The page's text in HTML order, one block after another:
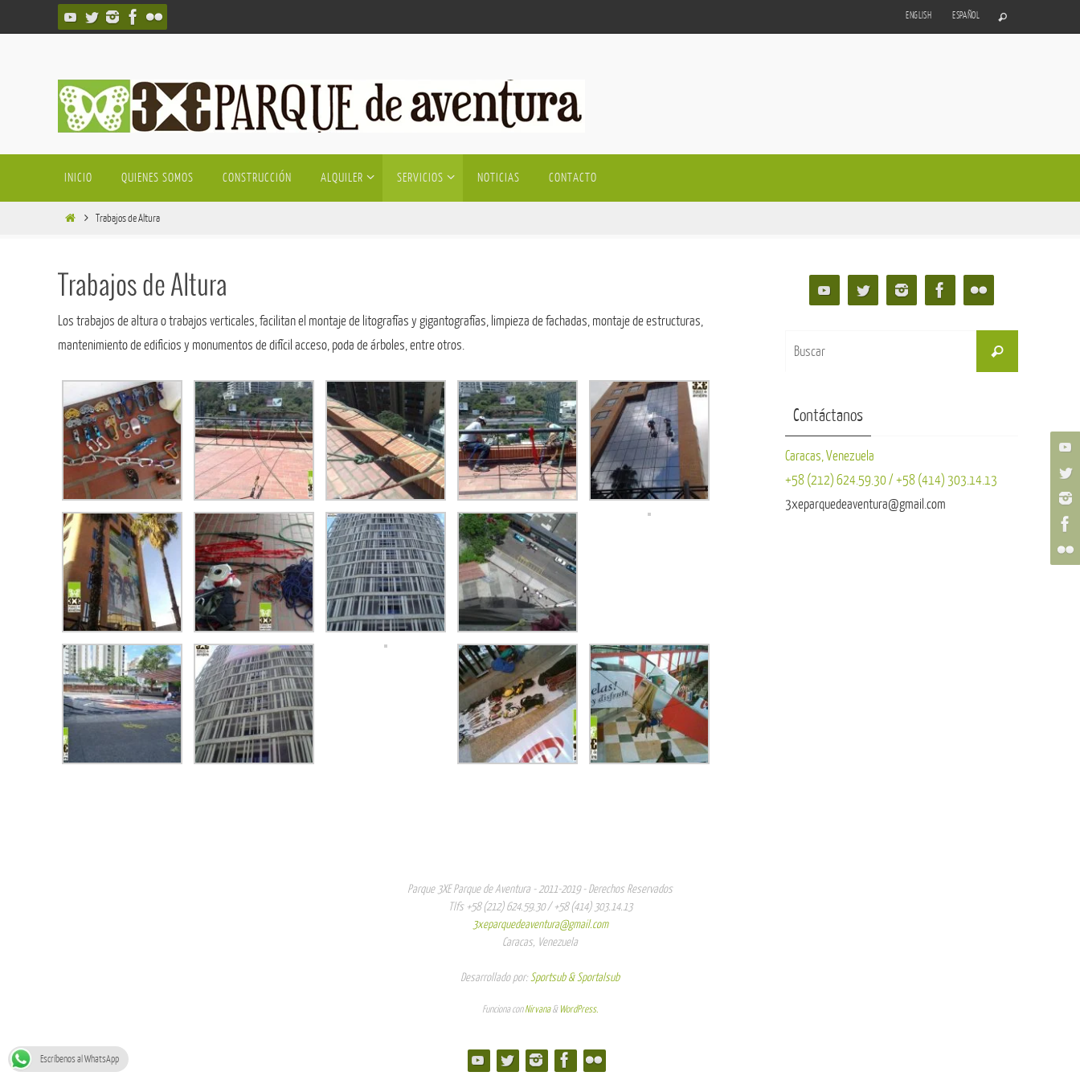
al
ENGLISH ESPAÑOL
contenido
INICIO QUIENES SOMOS CONSTRUCCIÓN ALQUILER SERVICIOS NOTICIAS CONTACTO
Inicio Trabajos de Altura
Trabajos de Altura
Los trabajos de altura o trabajos verticales, facilitan el montaje de litografías y gigantografías, limpieza de fachadas, montaje de estructuras,
mantenimiento de edificios y monumentos de difícil acceso, poda de árboles, entre otros.
Buscar
Contáctanos
Caracas, Venezuela
+58 (212) 624.59.30 / +58 (414) 303.14.13
3xeparquedeaventura@gmail.com
Parque 3XE Parque de Aventura - 2011-2019 - Derechos Reservados
Tlfs +58 (212) 624.59.30 / +58 (414) 303.14.13
3xeparquedeaventura@gmail.com
Caracas, Venezuela
Desarrollado por: Sportsub & Sportalsub
Funciona conNirvana& WordPress.
Escríbenos al WhatsApp